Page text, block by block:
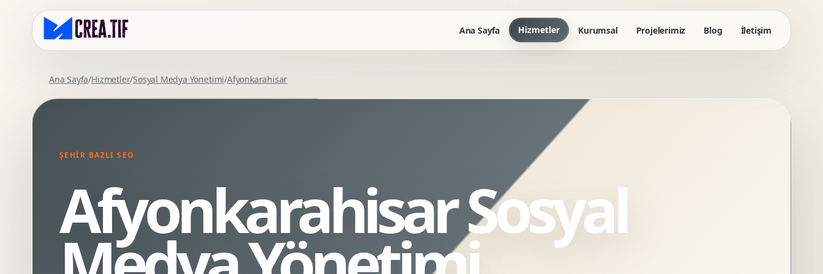
Ana Sayfa Hizmetler
Kurumsal Web Tasarim
SEO Uyumlu Web Tasarim
Webflow Web Tasarim
Framer Web Tasarim
Kurumsal Site Yenileme
Dashboard UI Tasarimi
Conversion UX Optimizasyonu
Kurumsal Dokuman Tasarimi
Ofis Ici Gorsel Kimlik
Kurumsal Katalog Tasarimi
Kurumsal Projelerimiz Blog İletişim
Ana Sayfa/Hizmetler/Sosyal Medya Yönetimi/Afyonkarahisar
ŞEHIR BAZLI SEO
Afyonkarahisar Sosyal